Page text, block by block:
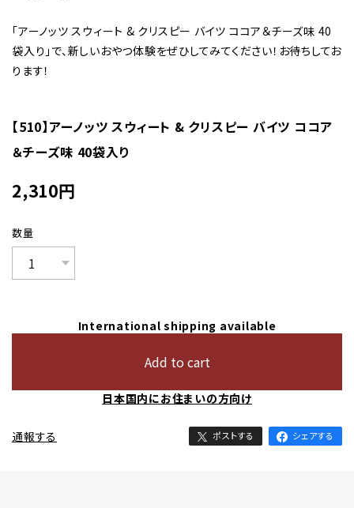
「アーノッツ スウィート & クリスピー バイツ ココア＆チーズ味 40
袋入り」で、新しいおやつ体験をぜひしてみてください！お待ちしてお
ります！
【510】アーノッツ スウィート & クリスピー バイツ ココア
＆チーズ味 40袋入り
2,310円
数量
International shipping available
Add to cart
日本国内にお住まいの方向け
通報する ポストする シェアする